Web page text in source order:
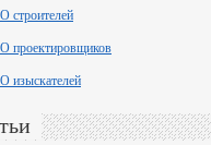
строителей
проектировщиков
изыскателей